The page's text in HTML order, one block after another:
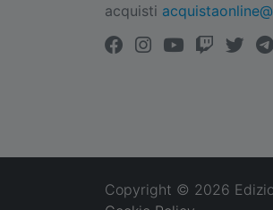
acquisti
Copyright © 2026